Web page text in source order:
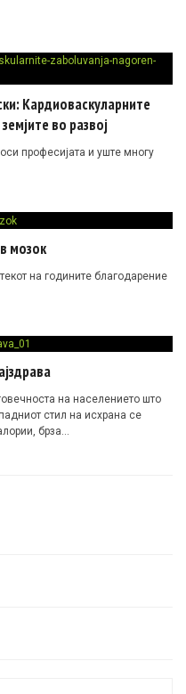
Кардиоваскуларните
во развој
професијата и уште многу
мозок
на годините благодарение
на населението што
стил на исхрана се
брза…